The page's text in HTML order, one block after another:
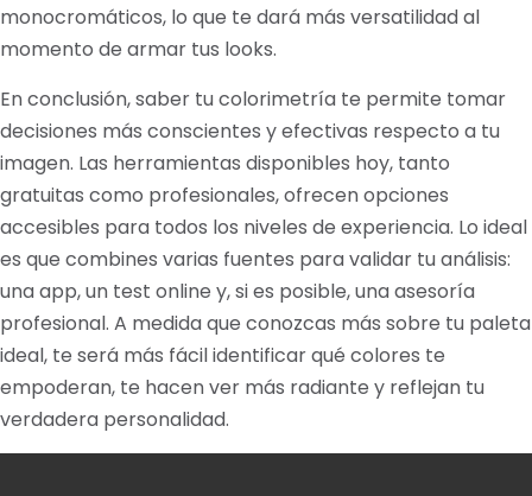
monocromáticos, lo que te dará más versatilidad al
momento de armar tus looks.
En conclusión, saber tu colorimetría te permite tomar
decisiones más conscientes y efectivas respecto a tu
imagen. Las herramientas disponibles hoy, tanto
gratuitas como profesionales, ofrecen opciones
accesibles para todos los niveles de experiencia. Lo ideal
es que combines varias fuentes para validar tu análisis:
una app, un test online y, si es posible, una asesoría
profesional. A medida que conozcas más sobre tu paleta
ideal, te será más fácil identificar qué colores te
empoderan, te hacen ver más radiante y reflejan tu
verdadera personalidad.